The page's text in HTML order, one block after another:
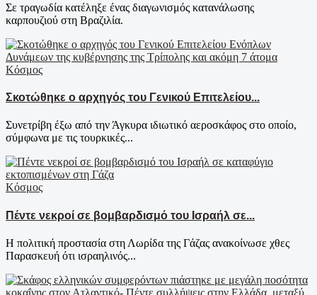
Σε τραγωδία κατέληξε ένας διαγωνισμός κατανάλωσης
καρπουζιού στη Βραζιλία.
Κόσμος
Σκοτώθηκε ο αρχηγός του Γενικού Επιτελείου...
Συνετρίβη έξω από την Άγκυρα ιδιωτικό αεροσκάφος στο οποίο,
σύμφωνα με τις τουρκικές...
Κόσμος
Πέντε νεκροί σε βομβαρδισμό του Ισραήλ σε...
Η πολιτική προστασία στη Λωρίδα της Γάζας ανακοίνωσε χθες
Παρασκευή ότι ισραηλινός...